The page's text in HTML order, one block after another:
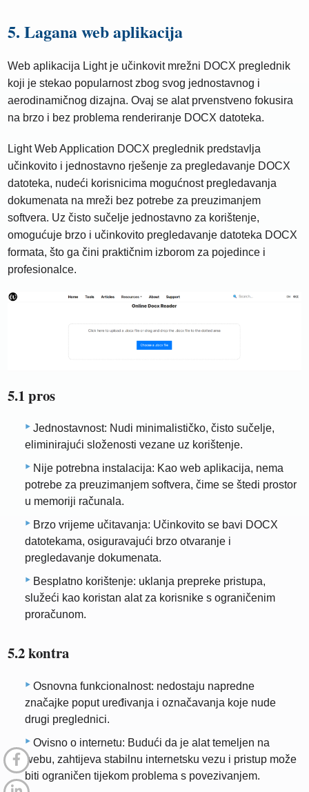
5. Lagana web aplikacija
Web aplikacija Light je učinkovit mrežni DOCX preglednik
koji je stekao popularnost zbog svog jednostavnog i
aerodinamičnog dizajna. Ovaj se alat prvenstveno fokusira
na brzo i bez problema renderiranje DOCX datoteka.
Light Web Application DOCX preglednik predstavlja
učinkovito i jednostavno rješenje za pregledavanje DOCX
datoteka, nudeći korisnicima mogućnost pregledavanja
dokumenata na mreži bez potrebe za preuzimanjem
softvera. Uz čisto sučelje jednostavno za korištenje,
omogućuje brzo i učinkovito pregledavanje datoteka DOCX
formata, što ga čini praktičnim izborom za pojedince i
profesionalce.
5.1 pros
Jednostavnost: Nudi minimalističko, čisto sučelje,
eliminirajući složenosti vezane uz korištenje.
Nije potrebna instalacija: Kao web aplikacija, nema
potrebe za preuzimanjem softvera, čime se štedi prostor
u memoriji računala.
Brzo vrijeme učitavanja: Učinkovito se bavi DOCX
datotekama, osiguravajući brzo otvaranje i
pregledavanje dokumenata.
Besplatno korištenje: uklanja prepreke pristupa,
služeći kao koristan alat za korisnike s ograničenim
proračunom.
5.2 kontra
Osnovna funkcionalnost: nedostaju napredne
značajke poput uređivanja i označavanja koje nude
drugi preglednici.
Ovisno o internetu: Budući da je alat temeljen na
webu, zahtijeva stabilnu internetsku vezu i pristup može
biti ograničen tijekom problema s povezivanjem.